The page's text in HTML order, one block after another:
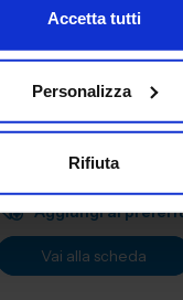
Accetta tutti
Personalizza
Rifiuta
di stampa 3D a
le principali
Padiglione: Pad. 36
Aggiungi ai
Vai alla scheda